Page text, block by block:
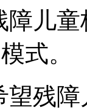
儿
式。
望残